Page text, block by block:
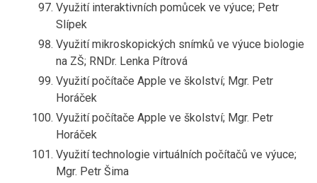
Využití interaktivních pomůcek ve výuce; Petr
Slípek
Využití mikroskopických snímků ve výuce biologie
na ZŠ; RNDr. Lenka Pítrová
Využití počítače Apple ve školství; Mgr. Petr
Horáček
Využití počítače Apple ve školství; Mgr. Petr
Horáček
Využití technologie virtuálních počítačů ve výuce;
Mgr. Petr Šima